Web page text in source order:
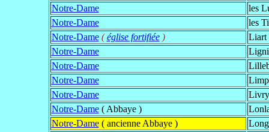
Notre-Dame
les
Notre-Dame
les
Notre-Dame(église fortifiée)
Liart
Notre-Dame
Notre-Dame
Notre-Dame
Notre-Dame
Notre-Dame( Abbaye )
Notre-Dame( ancienne Abbaye )